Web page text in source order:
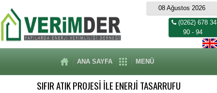
08 Ağustos 2026
(0262) 678 34
90 - 94
ANA SAYFA MENÜ
SIFIR ATIK PROJESİ İLE ENERJİ TASARRUFU